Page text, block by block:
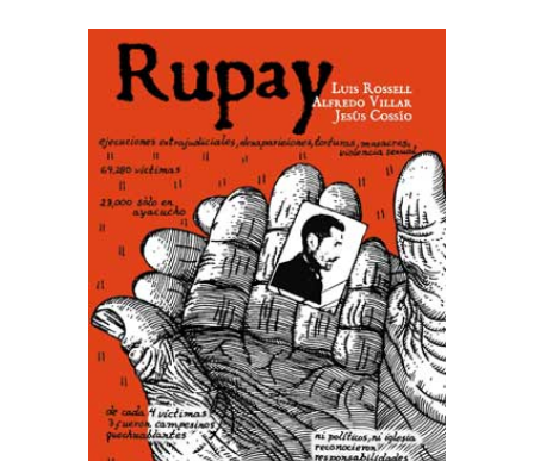
AÑADIR AL CARRITO